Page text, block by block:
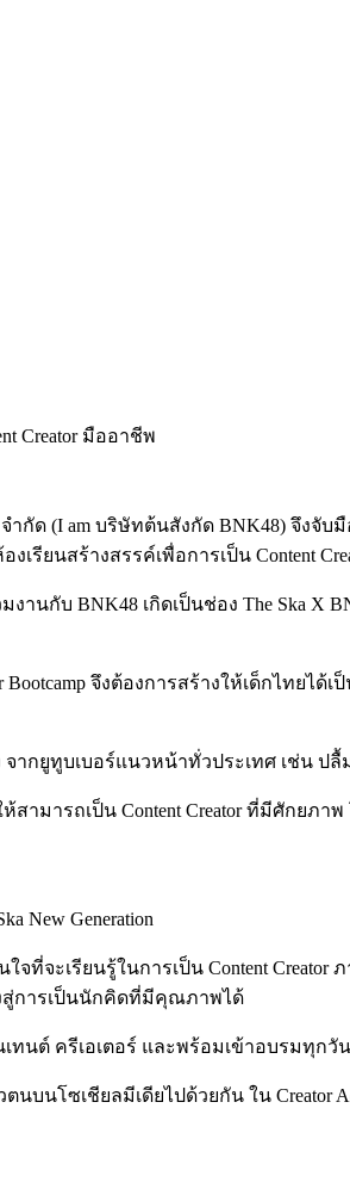
กัด (I am บริษัทต้นสังกัด BNK48) จึงจั
องเรียนสร้างสรรค์เพื่อการเป็น Content
กับ BNK48 เกิดเป็นช่อง The Ska X
จึงต้องการสร้างให้เด็กไทยไ
ยูทูบเบอร์แนวหน้าทั่วประเทศ เช่น ปลื้ม
ามารถเป็น Content Creator ที่มีศักยภา
New Generation
จที่จะเรียนรู้ในการเป็น Content
สู่การเป็นนักคิดที่มีคุณภาพได้
นต์ ครีเอเตอร์ และพร้อมเข้าอบรมทุกวั
โซเชียลมีเดียไปด้วยกัน ใน Creator